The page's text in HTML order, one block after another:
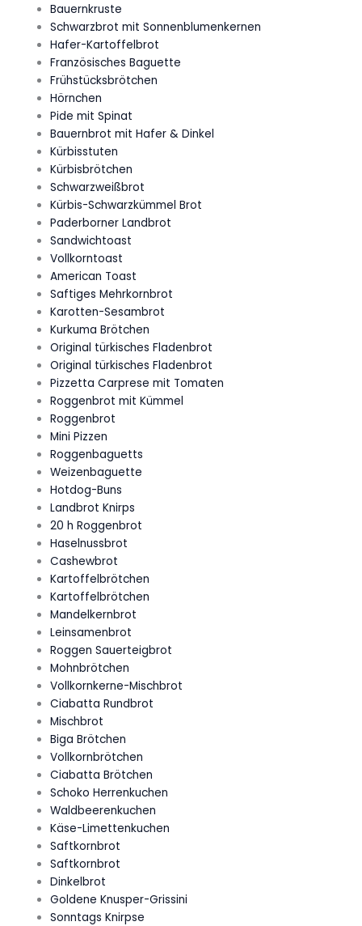
Bauernkruste
Schwarzbrot mit Sonnenblumenkernen
Hafer-Kartoffelbrot
Französisches Baguette
Frühstücksbrötchen
Hörnchen
Pide mit Spinat
Bauernbrot mit Hafer & Dinkel
Kürbisstuten
Kürbisbrötchen
Schwarzweißbrot
Kürbis-Schwarzkümmel Brot
Paderborner Landbrot
Sandwichtoast
Vollkorntoast
American Toast
Saftiges Mehrkornbrot
Karotten-Sesambrot
Kurkuma Brötchen
Original türkisches Fladenbrot
Original türkisches Fladenbrot
Pizzetta Carprese mit Tomaten
Roggenbrot mit Kümmel
Roggenbrot
Mini Pizzen
Roggenbaguetts
Weizenbaguette
Hotdog-Buns
Landbrot Knirps
20 h Roggenbrot
Haselnussbrot
Cashewbrot
Kartoffelbrötchen
Kartoffelbrötchen
Mandelkernbrot
Leinsamenbrot
Roggen Sauerteigbrot
Mohnbrötchen
Vollkornkerne-Mischbrot
Ciabatta Rundbrot
Mischbrot
Biga Brötchen
Vollkornbrötchen
Ciabatta Brötchen
Schoko Herrenkuchen
Waldbeerenkuchen
Käse-Limettenkuchen
Saftkornbrot
Saftkornbrot
Dinkelbrot
Goldene Knusper-Grissini
Sonntags Knirpse